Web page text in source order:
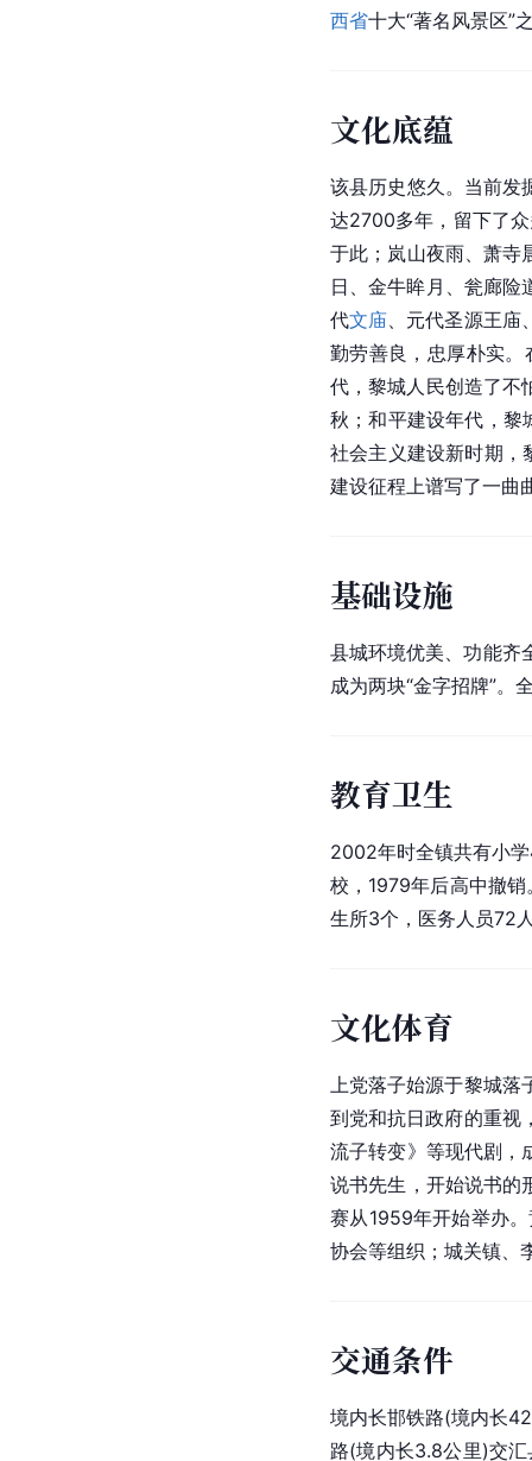
西省十大“著名风景区”
文化底蕴
该县历史悠久。当前发
达2700多年，留下了
于此；岚山夜雨、萧寺
日、金牛眸月、瓮廊险
代文庙 、元代圣源王庙
勤劳善良，忠厚朴实
代，黎城人民创造了不
秋；和平建设年代，黎
社会主义建设新时期，
建设征程上谱写了一曲
基础设施
县城环境优美、功能齐
成为两块“金字招牌”。
教育卫生
2002年时全镇共有小
校，1979年后高中撤
生所3个，医务人员72
文化体育
上党落子始源于黎城
到党和抗日政府的重视
流子转变》等现代剧，
说书先生，开始说书的
赛从1959年开始举办
协会等组织；城关镇、
交通条件
境内长邯铁路(境内长
路(境内长3.8公里)交